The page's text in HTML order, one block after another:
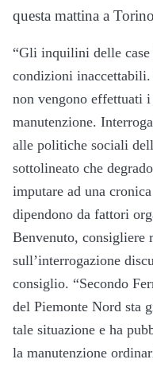
questa mattina a Torino
“Gli inquilini delle
condizioni
non vengono effettuati
manutenzione.
alle politiche sociali
sottolineato che
imputare ad una
dipendono da fattori
Benvenuto, consigliere
sull’interrogazione
consiglio. “Secondo
del Piemonte Nord sta
tale situazione e ha
la manutenzione